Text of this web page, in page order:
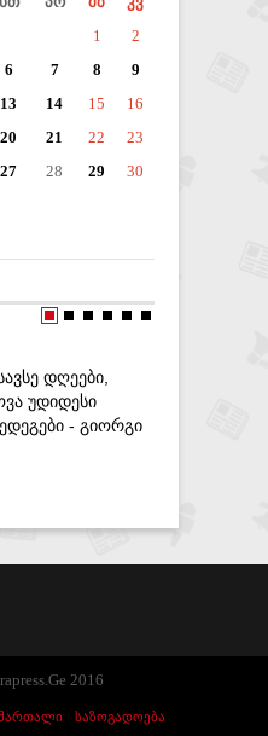
1
2
6 7 8
9
13 14 15
16
20 21 22
23
27 28 29
30
ᲓᲦᲔᲔᲑᲘ,
ᲣᲓᲘᲓᲔᲡᲘ
- ᲒᲘᲝᲠᲒᲘ
2016
ᲡᲐᲖᲝᲒᲐᲓᲝᲔᲑᲐ